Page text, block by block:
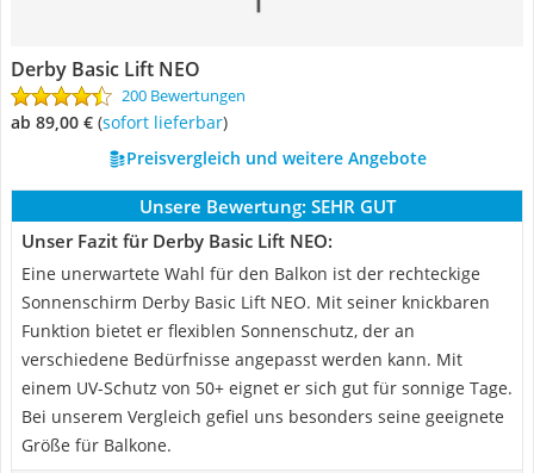
Derby Basic Lift NEO
200 Bewertungen
ab 89,00 € ( Sofort lieferbar)
Preisvergleich und weitere Angebote
Unsere Bewertung: SEHR GUT
Unser Fazit für Derby Basic Lift NEO:
Eine unerwartete Wahl für den Balkon ist der rechteckige
Sonnenschirm Derby Basic Lift NEO. Mit seiner knickbaren
Funktion bietet er flexiblen Sonnenschutz, der an
verschiedene Bedürfnisse angepasst werden kann. Mit
einem UV-Schutz von 50+ eignet er sich gut für sonnige Tage.
Bei unserem Vergleich gefiel uns besonders seine geeignete
Größe für Balkone.